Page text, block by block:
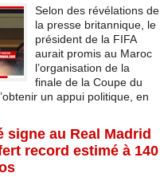
Selon des révélations de
la presse britannique, le
président de la FIFA
aurait promis au Maroc
l’organisation de la
finale de la Coupe du
un appui politique, en
signe au Real Madrid
record estimé à 140